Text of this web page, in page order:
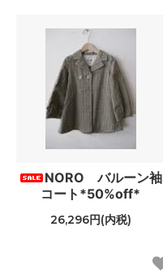
NORO バルーン袖
コート*50%off*
26,296円(内税)